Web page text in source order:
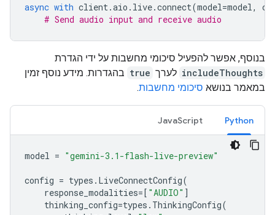
async with client.aio . live.connect(model=model,
# Send audio input and receive audio
בנוסף, אפשר להפעיל סיכומי מחשבות על ידי הגדרת
includeThoughts לערך true בהגדרות. מידע נוסף זמין
במאמר בנושא סיכומי מחשבות.
Python
JavaScript
model = "gemini-3.1-flash-live-preview"
config = types . LiveConnectConfig(
response_modalities=[ "AUDIO" ]
thinking_config=types . ThinkingConfig(